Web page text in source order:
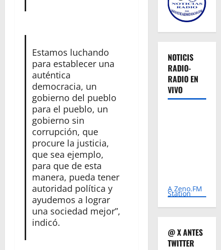
Estamos luchando
para establecer una
auténtica
democracia, un
gobierno del pueblo
para el pueblo, un
gobierno sin
corrupción, que
procure la justicia,
que sea ejemplo,
para que de esta
manera, pueda tener
autoridad política y
ayudemos a lograr
una sociedad mejor”,
indicó.
NOTICIS
RADIO-
RADIO EN
VIVO
A Zeno.FM
Station
@ X ANTES
TWITTER